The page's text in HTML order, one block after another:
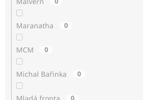
Maranatha 0
MCM 0
Michal Bařinka 0